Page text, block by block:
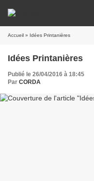
Accueil » Idées Printanières
Idées Printanières
Publié le 26/04/2016 à 18:45
Par CORDA